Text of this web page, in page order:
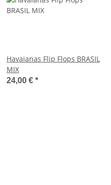
Havaianas Flip Flops BRASIL
MIX
24,00 € *